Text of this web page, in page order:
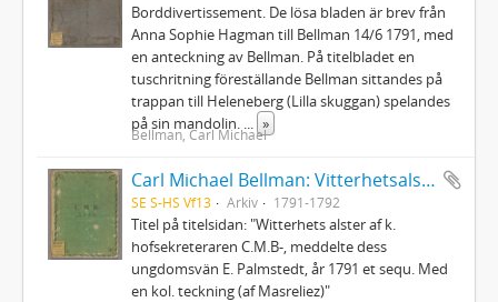
Borddivertissement. De lösa bladen är brev från
Anna Sophie Hagman till Bellman 14/6 1791, med
en anteckning av Bellman. På titelbladet en
tuschritning föreställande Bellman sittandes på
trappan till Heleneberg (Lilla skuggan) spelandes
på sin mandolin.
»
Bellman, Carl Michael
Carl Michael Bellman: Vitterhetsalster
SE S-HS Vf13 Arkiv 1791-1792
Titel på titelsidan: "Witterhets alster af k.
hofsekreteraren C.M.B-, meddelte dess
ungdomsvän E. Palmstedt, år 1791 et sequ. Med
en kol. teckning (af Masreliez)"